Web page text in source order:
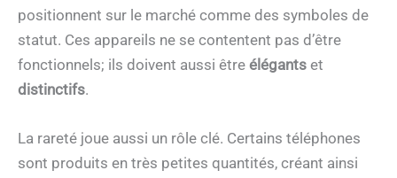
positionnent sur le marché comme des symboles de
statut. Ces appareils ne se contentent pas d’être
fonctionnels; ils doivent aussi être élégants et
distinctifs.
La rareté joue aussi un rôle clé. Certains téléphones
sont produits en très petites quantités, créant ainsi